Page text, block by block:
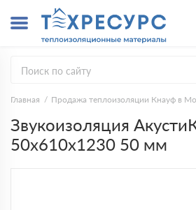
Главная Продажа теплоизоляции Кнауф в
Звукоизоляция
50х610х1230 50 мм